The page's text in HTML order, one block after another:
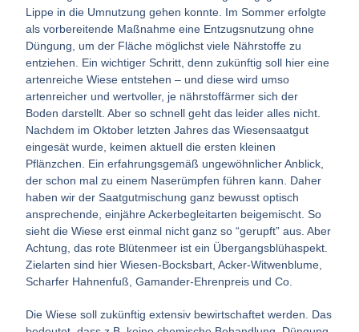
Lippe in die Umnutzung gehen konnte. Im Sommer erfolgte
als vorbereitende Maßnahme eine Entzugsnutzung ohne
Düngung, um der Fläche möglichst viele Nährstoffe zu
entziehen. Ein wichtiger Schritt, denn zukünftig soll hier eine
artenreiche Wiese entstehen – und diese wird umso
artenreicher und wertvoller, je nährstoffärmer sich der
Boden darstellt. Aber so schnell geht das leider alles nicht.
Nachdem im Oktober letzten Jahres das Wiesensaatgut
eingesät wurde, keimen aktuell die ersten kleinen
Pflänzchen. Ein erfahrungsgemäß ungewöhnlicher Anblick,
der schon mal zu einem Naserümpfen führen kann. Daher
haben wir der Saatgutmischung ganz bewusst optisch
ansprechende, einjähre Ackerbegleitarten beigemischt. So
sieht die Wiese erst einmal nicht ganz so “gerupft” aus. Aber
Achtung, das rote Blütenmeer ist ein Übergangsblühaspekt.
Zielarten sind hier Wiesen-Bocksbart, Acker-Witwenblume,
Scharfer Hahnenfuß, Gamander-Ehrenpreis und Co.
Die Wiese soll zukünftig extensiv bewirtschaftet werden. Das